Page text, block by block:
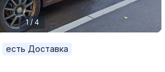
1 / 4
есть Доставка